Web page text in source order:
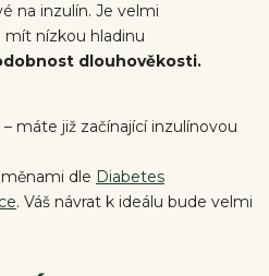
na inzulín. Je velmi
mít nízkou hladinu
dlouhověkosti.
– máte již začínající inzulínovou
dle Diabetes
. Váš návrat k ideálu bude velmi